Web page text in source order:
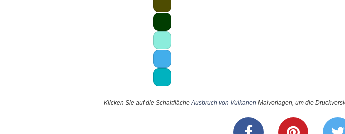
Klicken Sie auf die SchaltflächeAusbruch von Vulkanen Malvorlagen, um die